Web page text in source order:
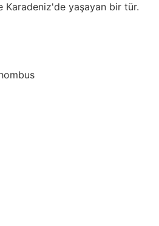
Karadeniz'de yaşayan bir tür.